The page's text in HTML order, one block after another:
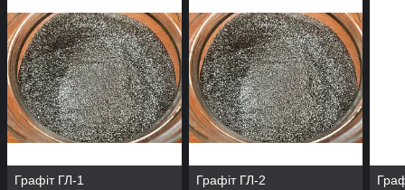
Графіт ГЛ-1 Графіт ГЛ-2